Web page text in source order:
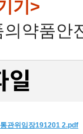
기>
의약품안
일
관위임장191201 2.pdf